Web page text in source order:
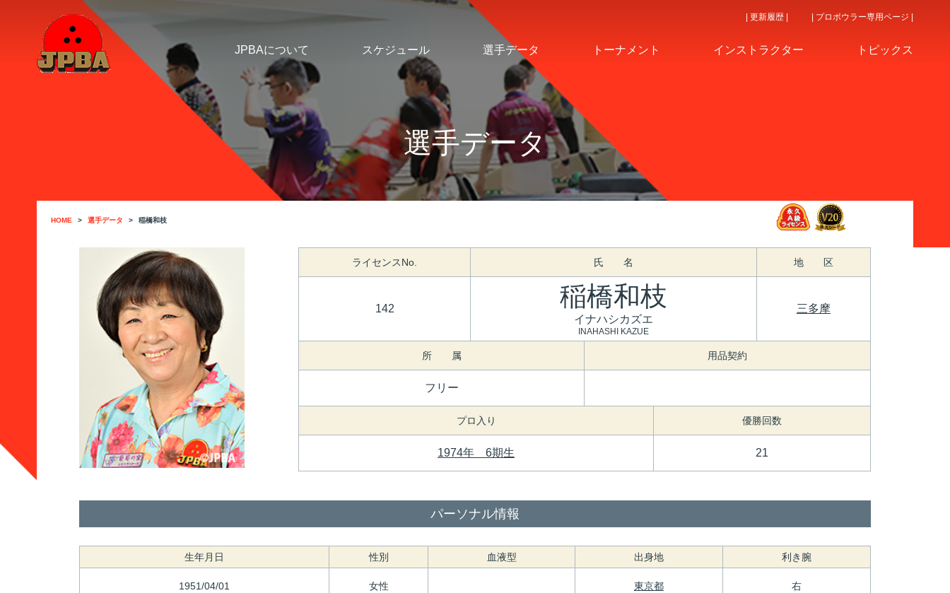
JPBAについて スケジュール 選手データ トーナメント インストラクター トピックス
| 更新履歴 | | プロボウラー専用ページ |
選手データ
HOME 選手データ 稲橋和枝
ライセンスNo. 氏 名 地 区
142 稲橋和枝
イナハシカズエ
INAHASHI KAZUE
三多摩
所 属 用品契約
フリー
プロ入り 優勝回数
1974年 6期生 21
パーソナル情報
生年月日 性別 血液型 出身地 利き腕
1951/04/01 女性 東京都 右